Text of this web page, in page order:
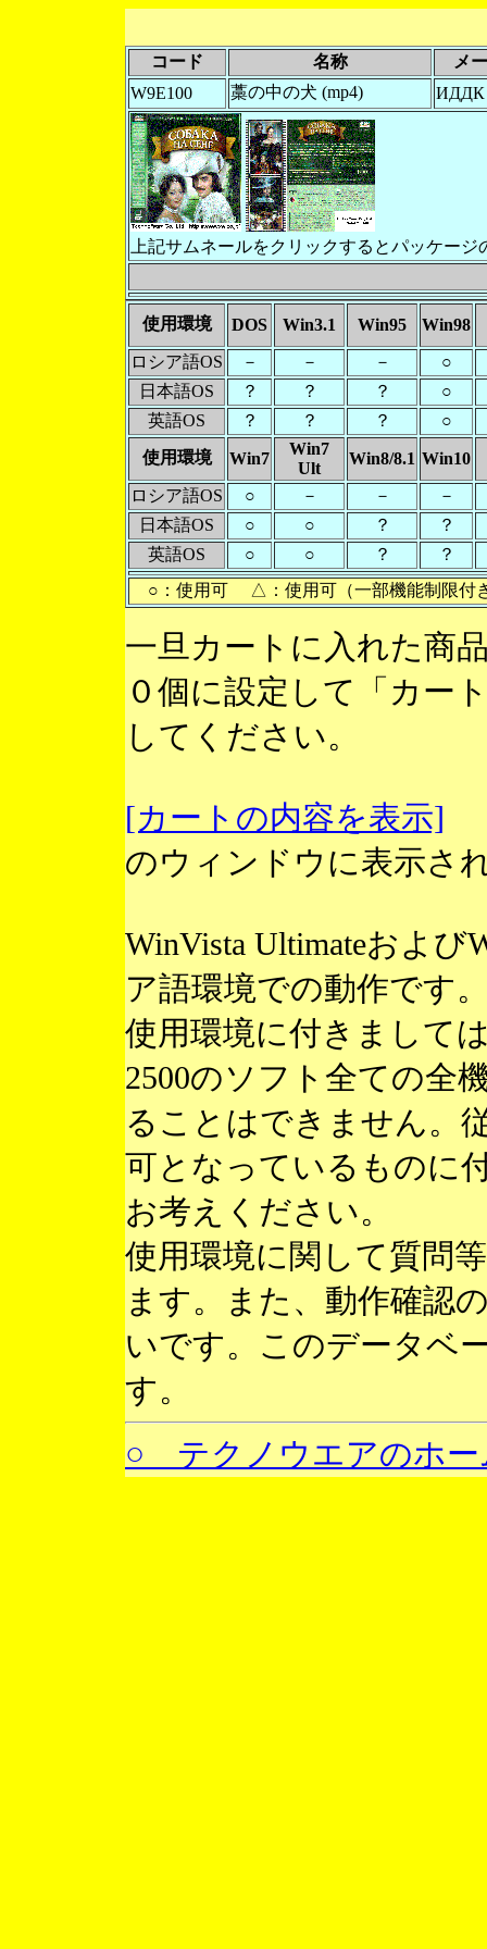
コード 名称
メ
W9E100
藁の中の犬 (mp4) ИДДК
上記サムネールをクリックするとパッケー
使用環境 DOS Win3.1 Win95
Win98
ロシア語OS
－ － －
○
日本語OS
？ ？ ？
○
英語OS
？ ？ ？
○
使用環境
Win7
Win7
Ult
Win8/8.1 Win10
ロシア語OS
○ － －
－
日本語OS
○ ○ ？
？
英語OS
○ ○ ？
？
○：使用可 △：使用可（一部機能制限
一旦カートに入れた商
０個に設定して「カー
してください。
[カートの内容を表示]
のウィンドウに表示さ
WinVista Ultimateおよ
ア語環境での動作です
使用環境に付きまして
2500のソフト全ての全
ることはできません。
可となっているものに
お考えください。
使用環境に関して質問
ます。また、動作確認
いです。このデータベ
す。
○ テクノウエアのホー